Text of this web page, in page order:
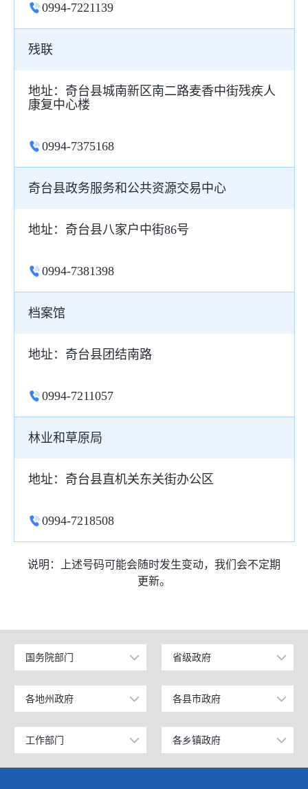
0994-7221139
残联
地址：奇台县城南新区南二路麦香中街残疾人
康复中心楼
0994-7375168
奇台县政务服务和公共资源交易中心
地址：奇台县八家户中街86号
0994-7381398
档案馆
地址：奇台县团结南路
0994-7211057
林业和草原局
地址：奇台县直机关东关街办公区
0994-7218508
说明：上述号码可能会随时发生变动，我们会不定期
更新。
国务院部门
公安部
工业和信息化部
科学技术部
教育部
省级政府
北京
上海
广东
天津
各地州政府
乌鲁木齐市
昌吉回族自治州
阿克苏地区
各县市政府
昌吉市
阜康市
玛纳斯县
工作部门
政府办公室
各乡镇政府
奇台镇